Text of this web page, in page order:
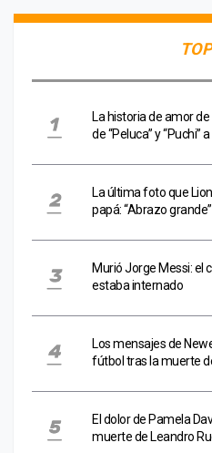
La historia de amor
de “Peluca” y “Puchi”
La última foto que
papá: “Abrazo grande”
Murió Jorge Messi: el
estaba internado
Los mensajes de
fútbol tras la muerte
El dolor de Pamela
muerte de Leandro